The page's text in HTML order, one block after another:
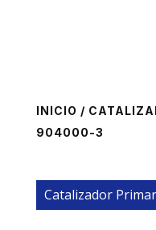
INICIO /
904000-3
Catalizador